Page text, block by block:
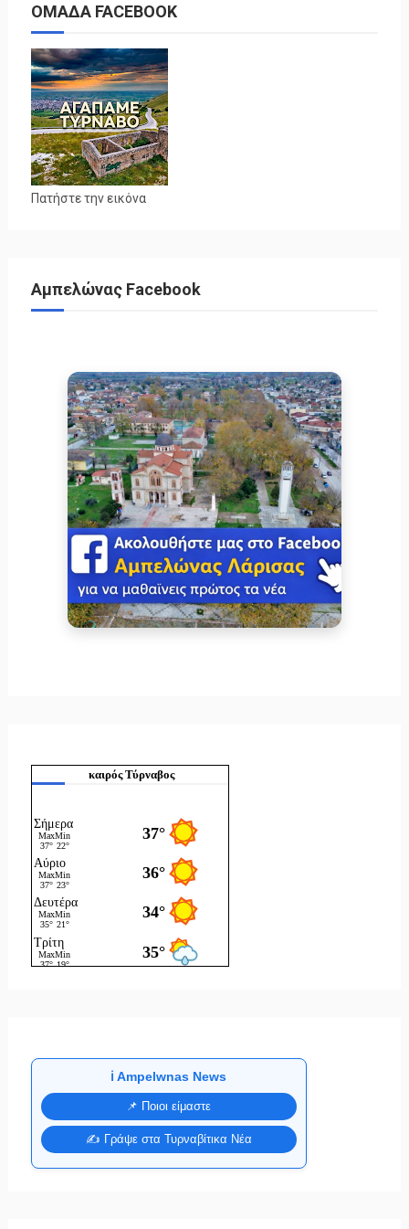
ΟΜΑΔΑ FACEBOOK
Πατήστε την εικόνα
Αμπελώνας Facebook
καιρός Τύρναβος
ℹ️ Ampelwnas News
📌 Ποιοι είμαστε
✍️ Γράψε στα Τυρναβίτικα Νέα